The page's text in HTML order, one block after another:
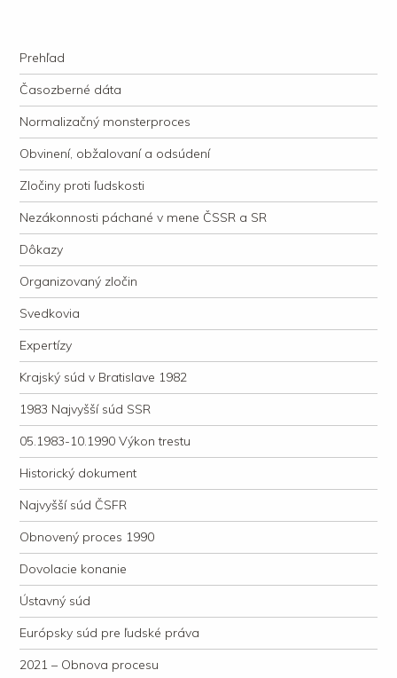
justície
Navigation
Skip to content
Prehľad
Časozberné dáta
Normalizačný monsterproces
Obvinení, obžalovaní a odsúdení
Zločiny proti ľudskosti
Nezákonnosti páchané v mene ČSSR a SR
Dôkazy
Organizovaný zločin
Svedkovia
Expertízy
Krajský súd v Bratislave 1982
1983 Najvyšší súd SSR
05.1983-10.1990 Výkon trestu
Historický dokument
Najvyšší súd ČSFR
Obnovený proces 1990
Dovolacie konanie
Ústavný súd
Európsky súd pre ľudské práva
2021 – Obnova procesu